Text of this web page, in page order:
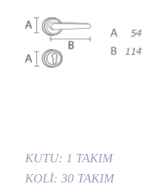
KUTU: 1 TAKIM
KOLİ: 30 TAKIM